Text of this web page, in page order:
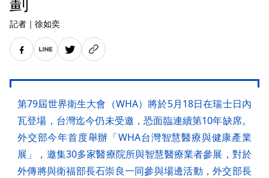
記者 ｜ 徐如奕
第79屆世界衛生大會（WHA）將於5月18日在瑞士日內
瓦登場，台灣迄今仍未受邀，恐面臨連續第10年缺席。
外交部今年首度舉辦「WHA台灣智慧醫療與健康產業
展」，邀集30多家醫療院所與智慧醫療業者參展，對於
外傳將與衛福部長石崇良一同參與場邊活動，外交部長